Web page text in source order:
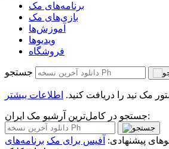
برنامه‌های مک
بازی‌های مک
آموزش‌ها
ویدیو‌ها
فروشگاه
جستجو
اطلاعات بیشتر
جستجو در کامل‌ترین آرشیو مک ایران:
پیشنهادی: آفیس برای مک